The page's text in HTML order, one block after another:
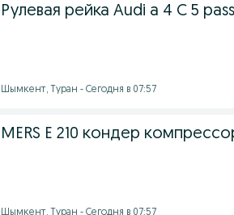
Рулевая рейка Audi a 4 C 5
Шымкент, Туран - Сегодня в 07:57
MERS E 210 кондер
Шымкент, Туран - Сегодня в 07:57